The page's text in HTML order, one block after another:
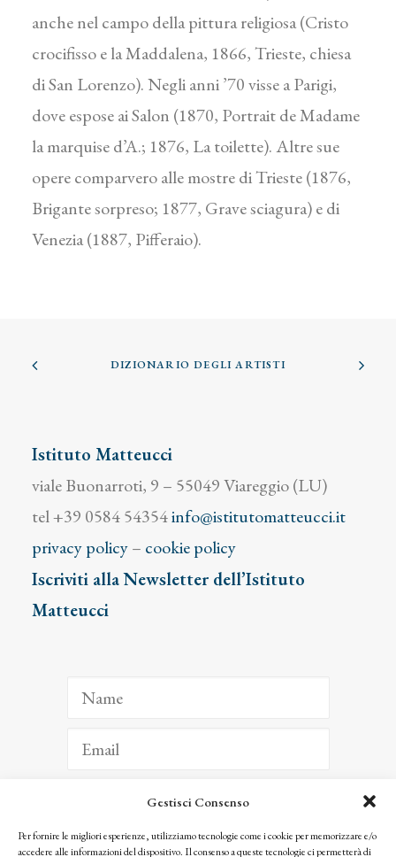
Gestisci Consenso
Per fornire le migliori esperienze, utilizziamo tecnologie come i cookie per memorizzare e/o
accedere alle informazioni del dispositivo. Il consenso a queste tecnologie ci permetterà di
anche nel campo della pittura religiosa (Cristo
crocifisso e la Maddalena, 1866, Trieste, chiesa
di San Lorenzo). Negli anni ’70 visse a Parigi,
dove espose ai Salon (1870, Portrait de Madame
la marquise d’A.; 1876, La toilette). Altre sue
opere comparvero alle mostre di Trieste (1876,
Brigante sorpreso; 1877, Grave sciagura) e di
Venezia (1887, Pifferaio).
DIZIONARIO DEGLI ARTISTI
Istituto Matteucci
viale Buonarroti, 9 – 55049 Viareggio (LU)
tel +39 0584 54354info@istitutomatteucci.it
privacy policy– cookie policy
Iscriviti alla Newsletter dell’Istituto
Matteucci
ISCRIVITI